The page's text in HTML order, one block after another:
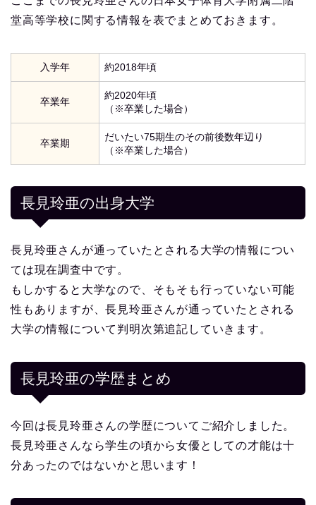
堂高等学校に関する情報を表でまとめておきます。
入学年 約2018年頃
卒業年
約2020年頃
（※卒業した場合）
卒業期
だいたい75期生のその前後数年辺り
（※卒業した場合）
長見玲亜の出身大学
長見玲亜さんが通っていたとされる大学の情報につい
ては現在調査中です。
もしかすると大学なので、そもそも行っていない可能
性もありますが、長見玲亜さんが通っていたとされる
大学の情報について判明次第追記していきます。
長見玲亜の学歴まとめ
今回は長見玲亜さんの学歴についてご紹介しました。
長見玲亜さんなら学生の頃から女優としての才能は十
分あったのではないかと思います！